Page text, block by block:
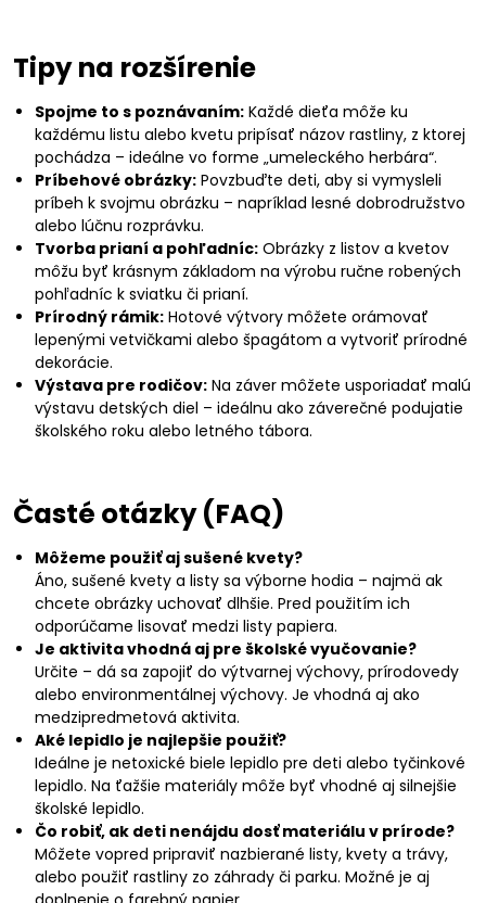
Tipy na rozšírenie
Spojme to s poznávaním: Každé dieťa môže ku
každému listu alebo kvetu pripísať názov rastliny, z ktorej
pochádza – ideálne vo forme „umeleckého herbára“.
Príbehové obrázky: Povzbuďte deti, aby si vymysleli
príbeh k svojmu obrázku – napríklad lesné dobrodružstvo
alebo lúčnu rozprávku.
Tvorba prianí a pohľadníc: Obrázky z listov a kvetov
môžu byť krásnym základom na výrobu ručne robených
pohľadníc k sviatku či prianí.
Prírodný rámik: Hotové výtvory môžete orámovať
lepenými vetvičkami alebo špagátom a vytvoriť prírodné
dekorácie.
Výstava pre rodičov: Na záver môžete usporiadať malú
výstavu detských diel – ideálnu ako záverečné podujatie
školského roku alebo letného tábora.
Časté otázky (FAQ)
Môžeme použiť aj sušené kvety?
Áno, sušené kvety a listy sa výborne hodia – najmä ak
chcete obrázky uchovať dlhšie. Pred použitím ich
odporúčame lisovať medzi listy papiera.
Je aktivita vhodná aj pre školské vyučovanie?
Určite – dá sa zapojiť do výtvarnej výchovy, prírodovedy
alebo environmentálnej výchovy. Je vhodná aj ako
medzipredmetová aktivita.
Aké lepidlo je najlepšie použiť?
Ideálne je netoxické biele lepidlo pre deti alebo tyčinkové
lepidlo. Na ťažšie materiály môže byť vhodné aj silnejšie
školské lepidlo.
Čo robiť, ak deti nenájdu dosť materiálu v prírode?
Môžete vopred pripraviť nazbierané listy, kvety a trávy,
alebo použiť rastliny zo záhrady či parku. Možné je aj